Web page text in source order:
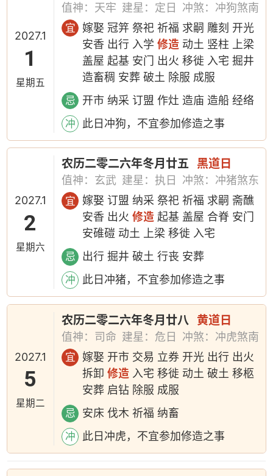
2027.1
1
星期五
值神：天牢 建星：定日 冲煞：冲狗煞南
宜
嫁娶 冠笄 祭祀 祈福 求嗣 雕刻 开光
安香 出行 入学修造 动土 竖柱 上梁
盖屋 起基 安门 出火 移徙 入宅 掘井
造畜稠 安葬 破土 除服 成服
忌 开市 纳采 订盟 作灶 造庙 造船 经络
冲 此日冲狗，不宜参加修造之事
2027.1
2
星期六
农历二零二六年冬月廿五 黑道日
值神：玄武 建星：执日 冲煞：冲猪煞东
宜
嫁娶 订盟 纳采 祭祀 祈福 求嗣 斋醮
安香 出火修造 起基 盖屋 合脊 安门
安碓磑 动土 上梁 移徙 入宅
忌 出行 掘井 破土 行丧 安葬
冲 此日冲猪，不宜参加修造之事
2027.1
5
星期二
农历二零二六年冬月廿八 黄道日
值神：司命 建星：危日 冲煞：冲虎煞南
宜
嫁娶 开市 交易 立券 开光 出行 出火
拆卸修造 入宅 移徙 动土 破土 移柩
安葬 启钻 除服 成服
忌 安床 伐木 祈福 纳畜
冲 此日冲虎，不宜参加修造之事